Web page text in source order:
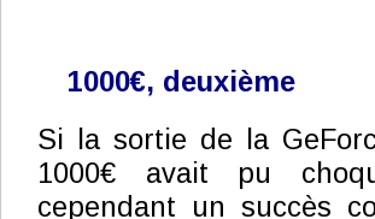
1000€, deuxième
Si la sortie de la
1000€ avait pu
cependant un succès